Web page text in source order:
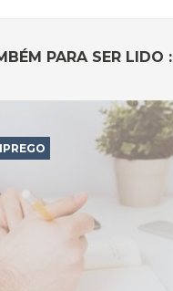
PARA SER LIDO :